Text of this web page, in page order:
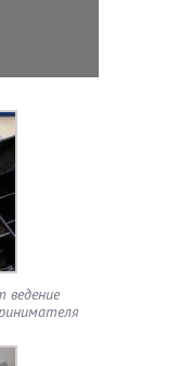
ведение